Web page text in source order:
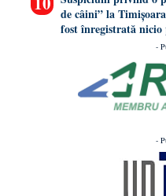
de câini” la
fost înregistrată
-
-